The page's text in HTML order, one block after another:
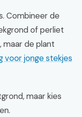
Combineer de
of perliet
maar de plant
voor jonge stekjes
maar kies